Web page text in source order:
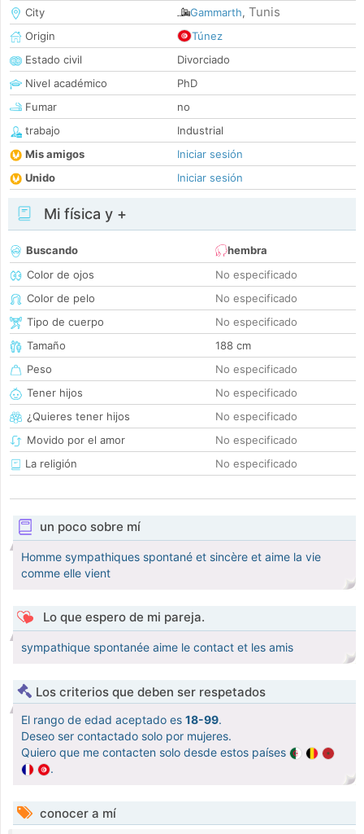
City
Gammarth, Tunis
Origin
Túnez
Estado civil
Divorciado
Nivel académico
PhD
Fumar
no
trabajo
Industrial
Mis amigos
Iniciar sesión
Unido
Iniciar sesión
Mi física y +
Buscando
hembra
Color de ojos
No especificado
Color de pelo
No especificado
Tipo de cuerpo
No especificado
Tamaño
188 cm
Peso
No especificado
Tener hijos
No especificado
¿Quieres tener hijos
No especificado
Movido por el amor
No especificado
La religión
No especificado
un poco sobre mí
Homme sympathiques spontané et sincère et aime la vie
comme elle vient
Lo que espero de mi pareja.
sympathique spontanée aime le contact et les amis
Los criterios que deben ser respetados
El rango de edad aceptado es 18-99.
Deseo ser contactado solo por mujeres.
Quiero que me contacten solo desde estos países
.
conocer a mí